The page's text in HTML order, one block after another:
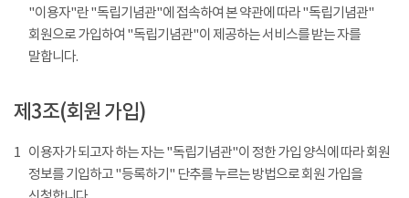
"이용자"란 "독립기념관"에 접속하여 본 약관에 따라 "독립기념관"
회원으로 가입하여 "독립기념관"이 제공하는 서비스를 받는 자를
말합니다.
제3조(회원 가입)
1 이용자가 되고자 하는 자는 "독립기념관"이 정한 가입 양식에 따라 회원
정보를 기입하고 "등록하기" 단추를 누르는 방법으로 회원 가입을